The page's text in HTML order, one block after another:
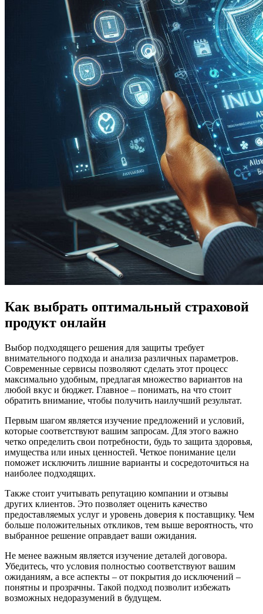
Как выбрать оптимальный страховой
продукт онлайн
Выбор подходящего решения для защиты требует
внимательного подхода и анализа различных параметров.
Современные сервисы позволяют сделать этот процесс
максимально удобным, предлагая множество вариантов на
любой вкус и бюджет. Главное – понимать, на что стоит
обратить внимание, чтобы получить наилучший результат.
Первым шагом является изучение предложений и условий,
которые соответствуют вашим запросам. Для этого важно
четко определить свои потребности, будь то защита здоровья,
имущества или иных ценностей. Четкое понимание цели
поможет исключить лишние варианты и сосредоточиться на
наиболее подходящих.
Также стоит учитывать репутацию компании и отзывы
других клиентов. Это позволяет оценить качество
предоставляемых услуг и уровень доверия к поставщику. Чем
больше положительных откликов, тем выше вероятность, что
выбранное решение оправдает ваши ожидания.
Не менее важным является изучение деталей договора.
Убедитесь, что условия полностью соответствуют вашим
ожиданиям, а все аспекты – от покрытия до исключений –
понятны и прозрачны. Такой подход позволит избежать
возможных недоразумений в будущем.